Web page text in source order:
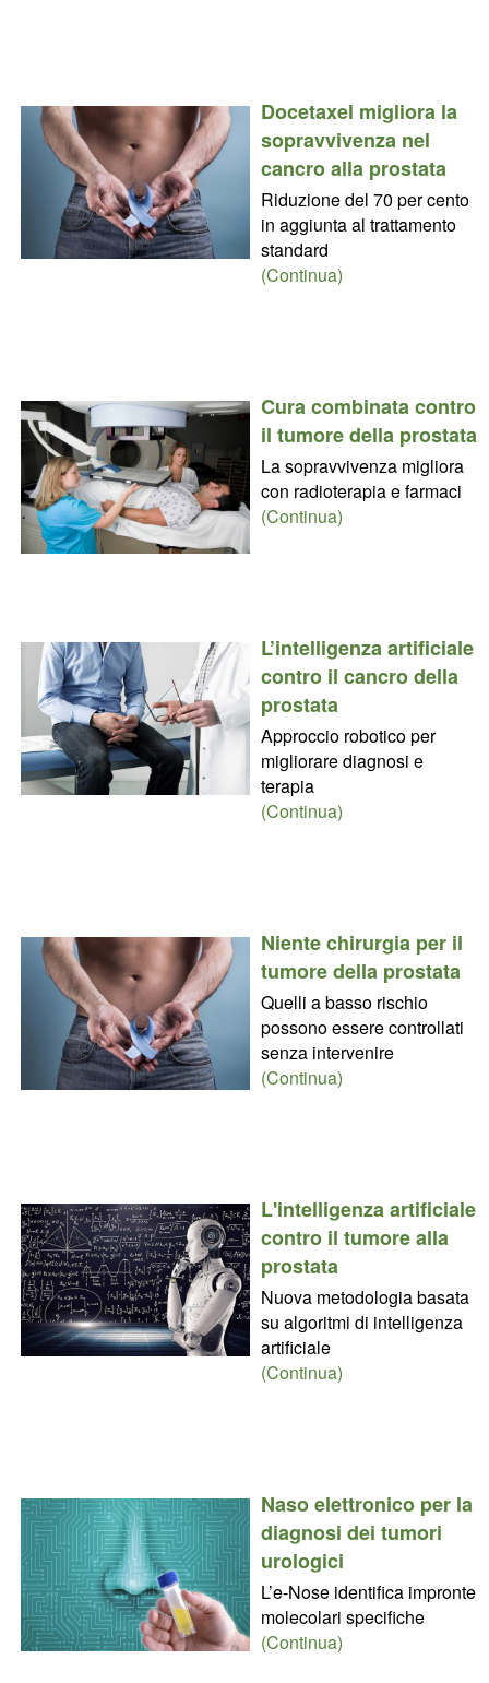
Docetaxel migliora la
sopravvivenza nel
cancro alla prostata
Riduzione del 70 per cento
in aggiunta al trattamento
standard
(Continua)
Cura combinata contro
il tumore della prostata
La sopravvivenza migliora
con radioterapia e farmaci
(Continua)
L’intelligenza artificiale
contro il cancro della
prostata
Approccio robotico per
migliorare diagnosi e
terapia
(Continua)
Niente chirurgia per il
tumore della prostata
Quelli a basso rischio
possono essere controllati
senza intervenire
(Continua)
L'intelligenza artificiale
contro il tumore alla
prostata
Nuova metodologia basata
su algoritmi di intelligenza
artificiale
(Continua)
Naso elettronico per la
diagnosi dei tumori
urologici
L’e-Nose identifica impronte
molecolari specifiche
(Continua)